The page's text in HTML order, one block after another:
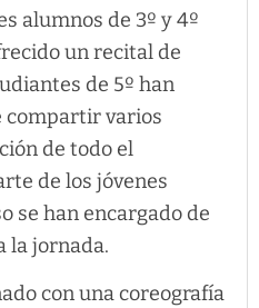
alumnos de 3º y 4º
un recital de
de 5º han
compartir varios
de todo el
de los jóvenes
se han encargado de
la jornada.
con una coreografía